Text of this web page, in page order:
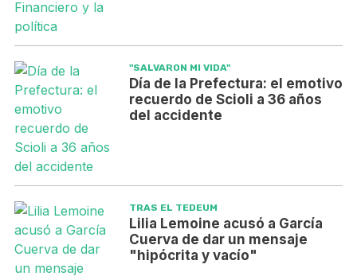
"SALVARON MI VIDA"
Día de la Prefectura: el emotivo
recuerdo de Scioli a 36 años
del accidente
TRAS EL TEDEUM
Lilia Lemoine acusó a García
Cuerva de dar un mensaje
"hipócrita y vacío"